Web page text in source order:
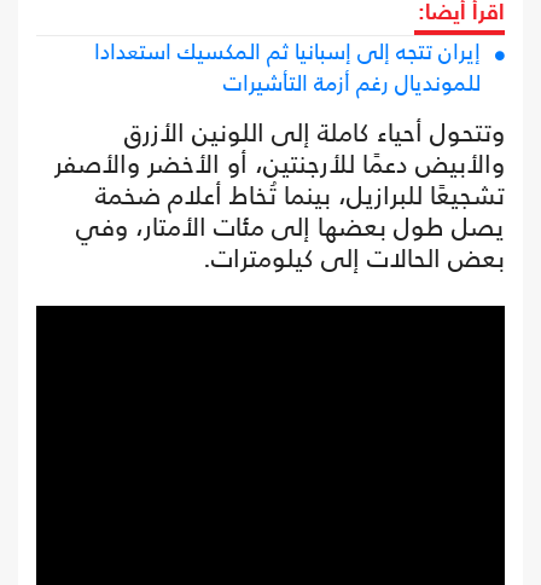
اقرأ أيضا:
إيران تتجه إلى إسبانيا ثم المكسيك استعدادا
للمونديال رغم أزمة التأشيرات
وتتحول أحياء كاملة إلى اللونين الأزرق
والأبيض دعمًا للأرجنتين، أو الأخضر والأصفر
تشجيعًا للبرازيل، بينما تُخاط أعلام ضخمة
يصل طول بعضها إلى مئات الأمتار، وفي
بعض الحالات إلى كيلومترات.